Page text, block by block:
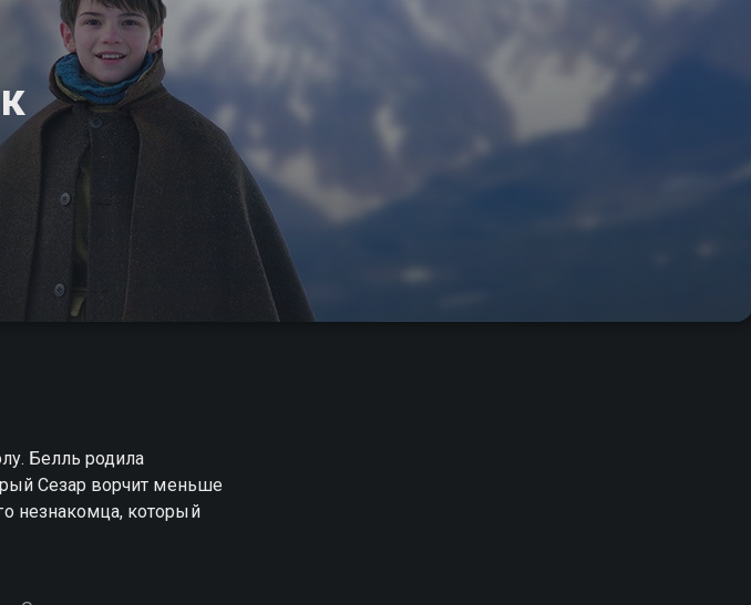
Белль родила
Сезар ворчит меньше
незнакомца, который